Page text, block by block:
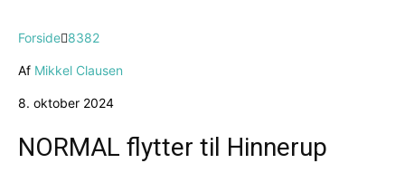
Forside 8382
Af Mikkel Clausen
8. oktober 2024
NORMAL flytter til Hinnerup